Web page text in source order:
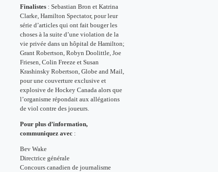
Finalistes : Sebastian Bron et Katrina
Clarke, Hamilton Spectator, pour leur
série d’articles qui ont fait bouger les
choses à la suite d’une violation de la
vie privée dans un hôpital de Hamilton;
Grant Robertson, Robyn Doolittle, Joe
Friesen, Colin Freeze et Susan
Krashinsky Robertson, Globe and Mail,
pour une couverture exclusive et
explosive de Hockey Canada alors que
l’organisme répondait aux allégations
de viol contre des joueurs.
Pour plus d’information,
communiquez avec :
Bev Wake
Directrice générale
Concours canadien de journalisme